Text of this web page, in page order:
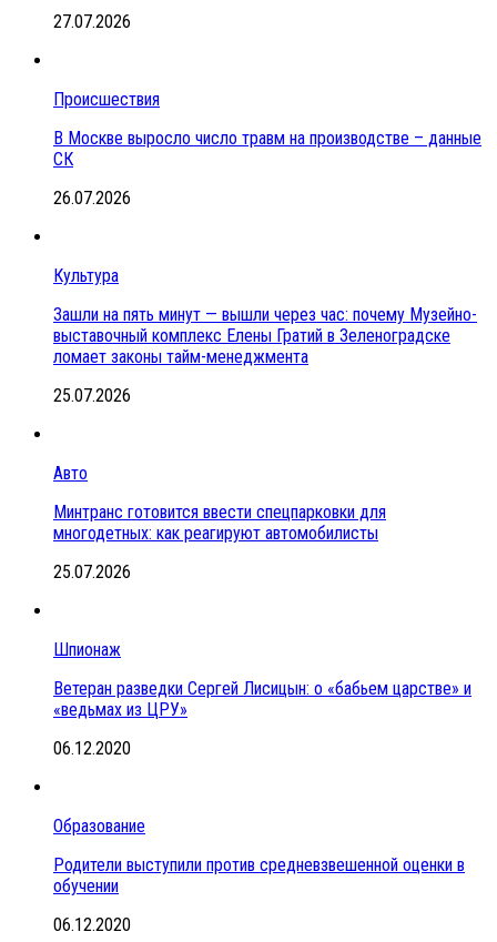
27.07.2026
Происшествия
В Москве выросло число травм на производстве – данные
СК
26.07.2026
Культура
Зашли на пять минут — вышли через час: почему Музейно-
выставочный комплекс Елены Гратий в Зеленоградске
ломает законы тайм-менеджмента
25.07.2026
Авто
Минтранс готовится ввести спецпарковки для
многодетных: как реагируют автомобилисты
25.07.2026
Шпионаж
Ветеран разведки Сергей Лисицын: о «бабьем царстве» и
«ведьмах из ЦРУ»
06.12.2020
Образование
Родители выступили против средневзвешенной оценки в
обучении
06.12.2020